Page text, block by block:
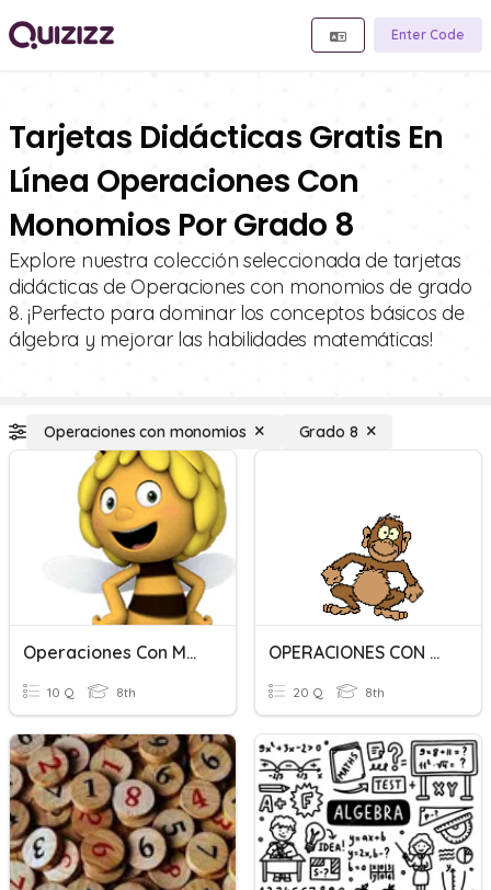
Enter Code
Tarjetas Didácticas Gratis En
Línea Operaciones Con
Monomios Por Grado 8
Explore nuestra colección seleccionada de tarjetas
didácticas de Operaciones con monomios de grado
8. ¡Perfecto para dominar los conceptos básicos de
álgebra y mejorar las habilidades matemáticas!
Operaciones con monomios Grado 8
Operaciones Con Monomios
10 Q 8th
OPERACIONES CON MONOMIOS
20 Q 8th